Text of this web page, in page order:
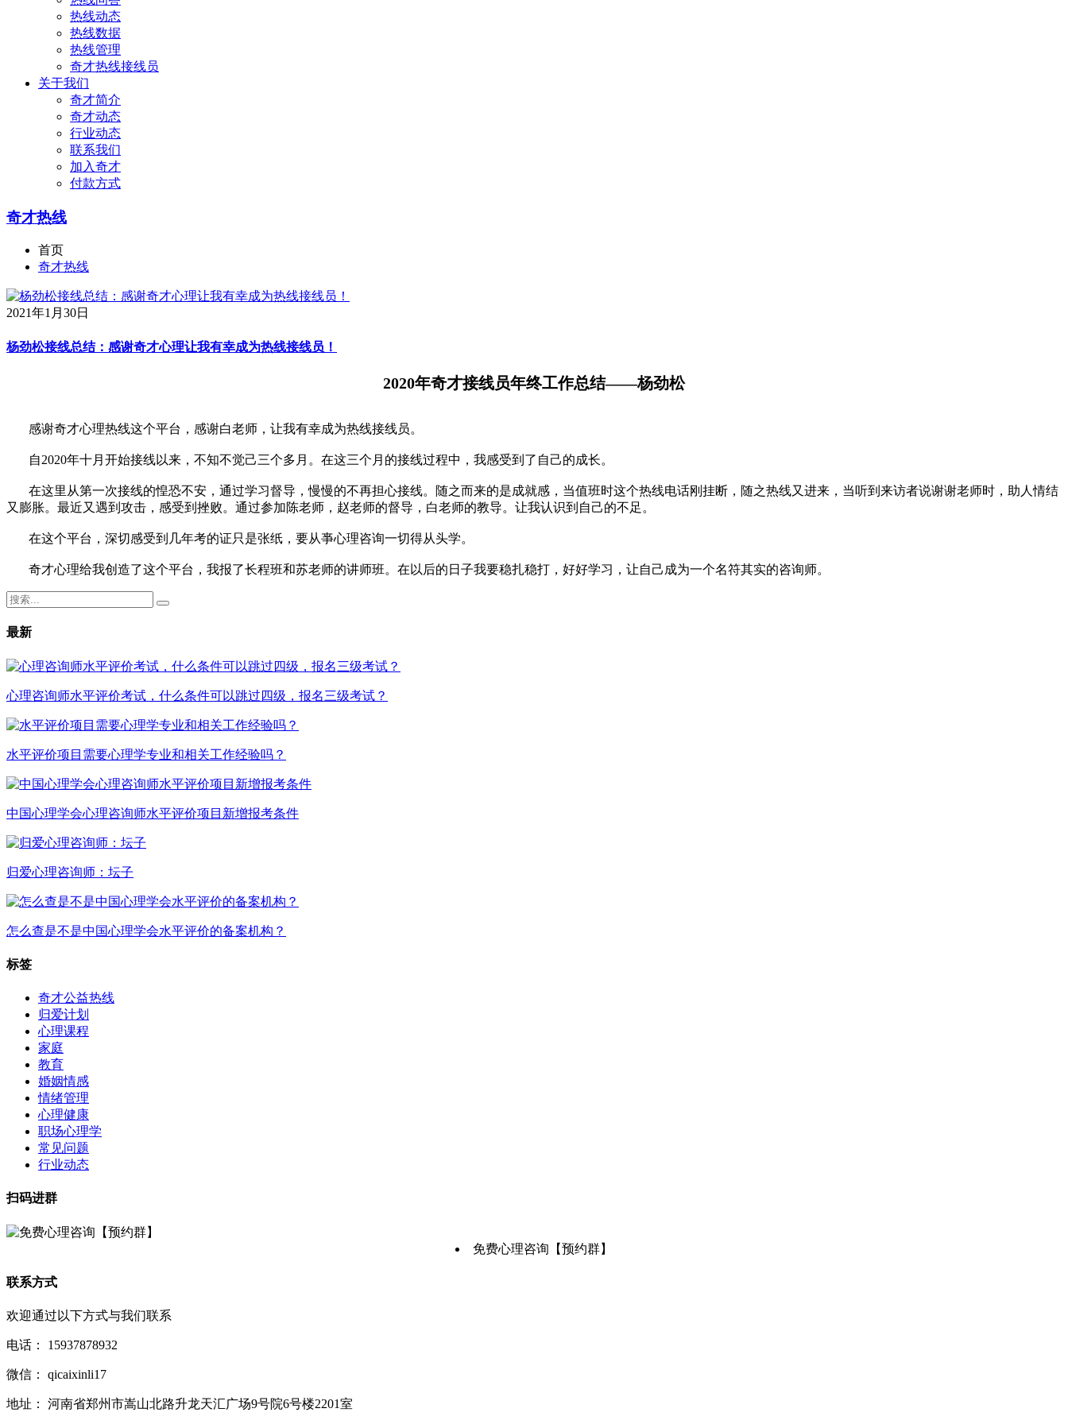
热线动态
热线数据
热线管理
奇才热线接线员
关于我们
奇才简介
奇才动态
行业动态
联系我们
加入奇才
付款方式
奇才热线
首页
奇才热线
2021年1月30日
杨劲松接线总结：感谢奇才心理让我有幸成为热线接线员！
2020年奇才接线员年终工作总结——杨劲松
感谢奇才心理热线这个平台，感谢白老师，让我有幸成为热线接线员。
自2020年十月开始接线以来，不知不觉己三个多月。在这三个月的接线过程中，我感受到了自己的成长。
在这里从第一次接线的惶恐不安，通过学习督导，慢慢的不再担心接线。随之而来的是成就感，当值班时这个热线电话刚挂断，随之热线又进来，当听到来访者说谢谢老师时，助人情结
又膨胀。最近又遇到攻击，感受到挫败。通过参加陈老师，赵老师的督导，白老师的教导。让我认识到自己的不足。
在这个平台，深切感受到几年考的证只是张纸，要从亊心理咨询一切得从头学。
奇才心理给我创造了这个平台，我报了长程班和苏老师的讲师班。在以后的日子我要稳扎稳打，好好学习，让自己成为一个名符其实的咨询师。
最新
心理咨询师水平评价考试，什么条件可以跳过四级，报名三级考试？
水平评价项目需要心理学专业和相关工作经验吗？
中国心理学会心理咨询师水平评价项目新增报考条件
归爱心理咨询师：坛子
怎么查是不是中国心理学会水平评价的备案机构？
标签
奇才公益热线
归爱计划
心理课程
家庭
教育
婚姻情感
情绪管理
心理健康
职场心理学
常见问题
行业动态
扫码进群
免费心理咨询【预约群】
联系方式
欢迎通过以下方式与我们联系
电话： 15937878932
微信： qicaixinli17
地址： 河南省郑州市嵩山北路升龙天汇广场9号院6号楼2201室